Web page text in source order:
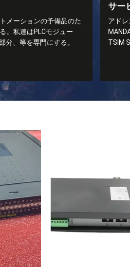
メーションの予備品のた
。私達はPLCモジュー
分、等を専門にする。
サー
アドレ
TSIM